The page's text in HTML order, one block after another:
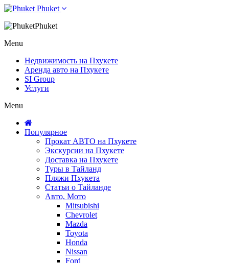
Phuket
Phuket
Menu
Недвижимость на Пхукете
Аренда авто на Пхукете
SI Group
Услуги
Menu
Популярное
Прокат АВТО на Пхукете
Экскурсии на Пхукете
Доставка на Пхукете
Туры в Тайланд
Пляжи Пхукета
Статьи о Тайланде
Авто, Мото
Mitsubishi
Chevrolet
Mazda
Toyota
Honda
Nissan
Ford